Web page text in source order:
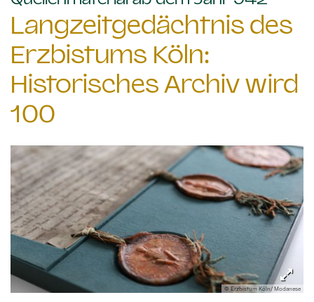
Langzeitgedächtnis des
Erzbistums Köln:
Historisches Archiv wird
100
© Erzbistum Köln/ Modanese